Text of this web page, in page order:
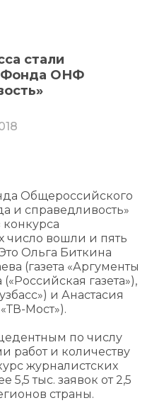
стали
Фонда ОНФ
Общероссийского
и справедливость»
число вошли и пять
Ольга Биткина
(газета «Аргументы
газета»),
и Анастасия
Мост»).
по числу
работ и количеству
журналистских
5,5 тыс. заявок от 2,5
страны.